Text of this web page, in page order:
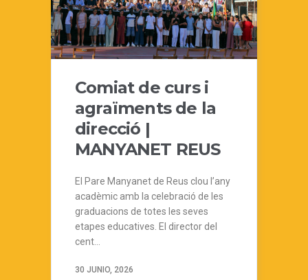
Comiat de curs i
agraïments de la
direcció |
MANYANET REUS
El Pare Manyanet de Reus clou l’any
acadèmic amb la celebració de les
graduacions de totes les seves
etapes educatives. El director del
cent...
30 JUNIO, 2026